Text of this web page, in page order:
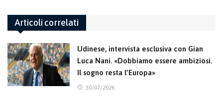
Articoli correlati
Udinese, intervista esclusiva con Gian
Luca Nani. «Dobbiamo essere ambiziosi.
Il sogno resta l’Europa»
30/07/2026